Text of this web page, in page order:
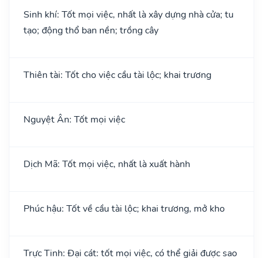
Sinh khí: Tốt mọi việc, nhất là xây dựng nhà cửa; tu
tạo; động thổ ban nền; trồng cây
Thiên tài: Tốt cho việc cầu tài lộc; khai trương
Nguyệt Ân: Tốt mọi việc
Dịch Mã: Tốt mọi việc, nhất là xuất hành
Phúc hậu: Tốt về cầu tài lộc; khai trương, mở kho
Trực Tinh: Đại cát: tốt mọi việc, có thể giải được sao